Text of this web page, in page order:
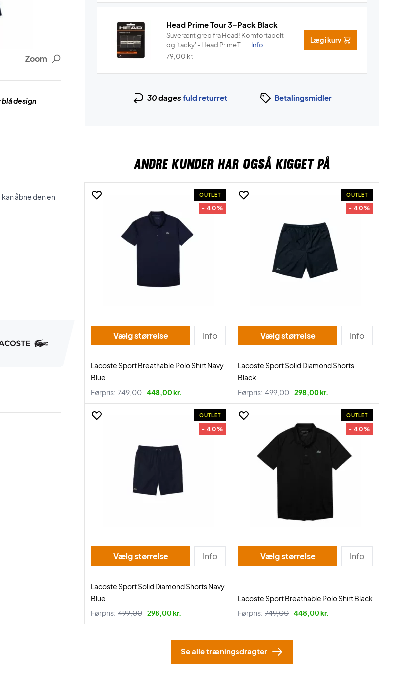
Zoom
blå design
åbne den en
Head Prime Tour 3-Pack Black
Suverænt greb fra Head! Komfortabelt
og 'tacky' - Head Prime T...
Info
79,00 kr.
Læg i kurv
30 dages fuld returret Betalingsmidler
ANDRE KUNDER HAR OGSÅ KIGGET PÅ
OUTLET
- 40%
Vælg størrelse Info
Lacoste Sport Breathable Polo Shirt Navy
Blue
Førpris: 749,00 448,00 kr.
OUTLET
- 40%
Vælg størrelse Info
Lacoste Sport Solid Diamond Shorts
Black
Førpris: 499,00 298,00 kr.
OUTLET
- 40%
Vælg størrelse Info
Lacoste Sport Solid Diamond Shorts Navy
Blue
Førpris: 499,00 298,00 kr.
OUTLET
- 40%
Vælg størrelse Info
Lacoste Sport Breathable Polo Shirt Black
Førpris: 749,00 448,00 kr.
Se alle træningsdragter